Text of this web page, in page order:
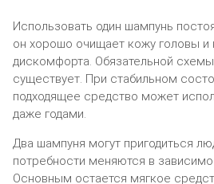
Использовать один шампунь
он хорошо очищает кожу головы и
дискомфорта. Обязательной
существует. При стабильном
подходящее средство может
даже годами.
Два шампуня могут пригодиться
потребности меняются в
Основным остается мягкое